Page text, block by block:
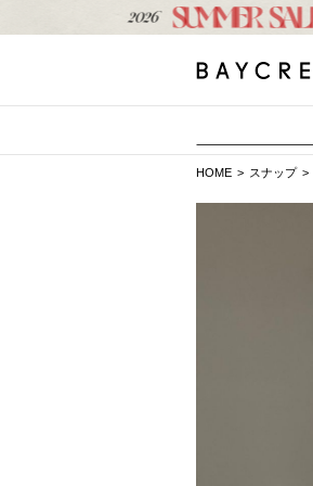
HOME スナップ